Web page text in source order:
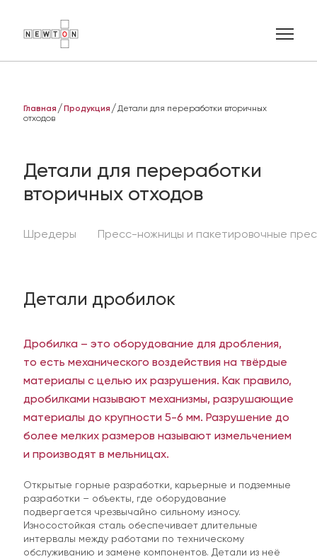
Главная Продукция
Детали для переработки вторичных
отходов
Детали для переработки
вторичных отходов
Шредеры Пресс-ножницы и пакетировочные
Детали дробилок
Дробилка – это оборудование для дробления,
то есть механического воздействия на твёрдые
материалы с целью их разрушения. Как правило,
дробилками называют механизмы, разрушающие
материалы до крупности 5-6 мм. Разрушение до
более мелких размеров называют измельчением
и производят в мельницах.
Открытые горные разработки, карьерные и подземные
разработки – объекты, где оборудование
подвергается чрезвычайно сильному износу.
Износостойкая сталь обеспечивает длительные
интервалы между работами по техническому
обслуживанию и замене компонентов. Детали из неё
E-mail
Вы можете скачать нужный опросный лист,
внести туда информацию и после заполнения
отправить нам — это ускорит процесс
обработки заявки
Режущая кромка ковша или отвала
Футеровка дробилки или бункера
Молоток дробилки